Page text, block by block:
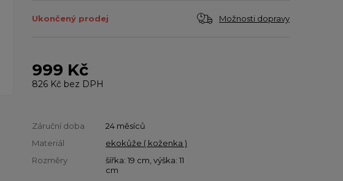
Ukončený prodej Možnosti dopravy
999 Kč
826 Kč bez DPH
Záruční doba
24 měsíců
Materiál
ekokůže ( koženka )
Rozměry
šířka: 19 cm, výška: 11
cm